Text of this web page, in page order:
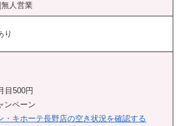
人営業
り
目500円
ンペーン
・キホーテ長野店の空き状況を確認する